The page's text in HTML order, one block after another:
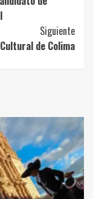
Siguiente
de Colima